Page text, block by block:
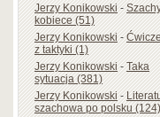
Jerzy Konikowski-
kobiece (51)
Jerzy Konikowski-
z taktyki (1)
Jerzy Konikowski-Taka
sytuacja (381)
Jerzy Konikowski-
szachowa po polsku (124)